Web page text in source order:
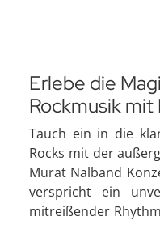
Erlebe die
Rockmusik mit
Tauch ein in die
Rocks mit der
Murat Nalband
verspricht ein
mitreißender